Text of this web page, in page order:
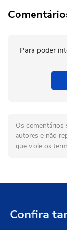
Para poder
Os comentários
autores e não
que viole os
Confira